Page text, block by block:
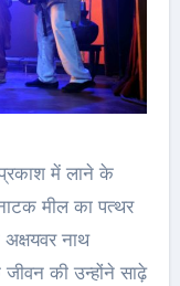
प्रकाश में लाने के
नाटक मील का पत्थर
नाथ
जीवन की उन्होंने साढ़े